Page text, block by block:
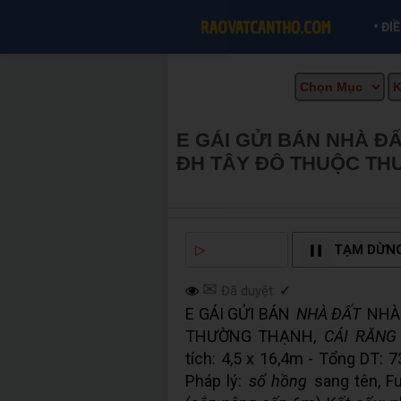
•
E GÁI GỬI BÁN NHÀ
ĐH TÂY ĐÔ THUỘC
▷ TẠM
✉ Đã duyệt: ✓
E GÁI GỬI BÁN NHÀ ĐẤT
THƯỜNG THẠNH, CÁI RĂNG
tích: 4,5 x 16,4m - Tổng DT:
Pháp lý: sổ hồng sang tên,